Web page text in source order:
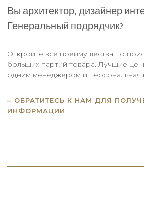
Вы архитектор, дизайнер
Генеральный подрядчик?
Откройте все преимущества по
больших партий товара. Лучшие
одним менеджером и персональная
ОБРАТИТЕСЬ К НАМ ДЛЯ
ИНФОРМАЦИИ